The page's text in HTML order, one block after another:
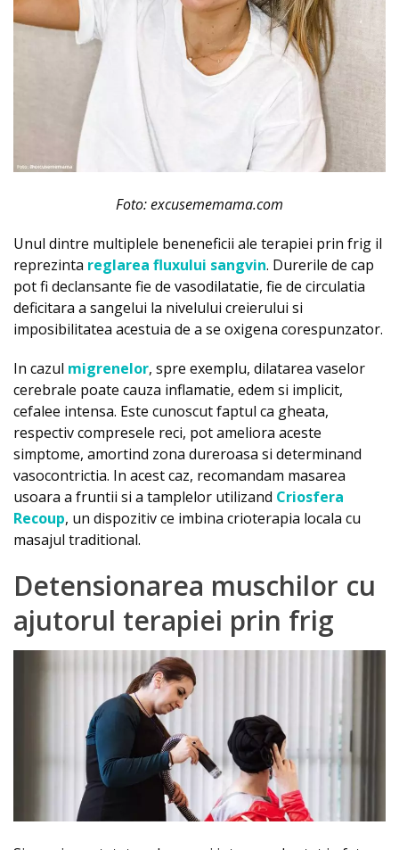
Foto: excusememama.com
Unul dintre multiplele beneneficii ale terapiei prin frig il
reprezinta reglarea fluxului sangvin. Durerile de cap
pot fi declansante fie de vasodilatatie, fie de circulatia
deficitara a sangelui la nivelului creierului si
imposibilitatea acestuia de a se oxigena corespunzator.
In cazul migrenelor, spre exemplu, dilatarea vaselor
cerebrale poate cauza inflamatie, edem si implicit,
cefalee intensa. Este cunoscut faptul ca gheata,
respectiv compresele reci, pot ameliora aceste
simptome, amortind zona dureroasa si determinand
vasocontrictia. In acest caz, recomandam masarea
usoara a fruntii si a tamplelor utilizand Criosfera
Recoup, un dispozitiv ce imbina crioterapia locala cu
masajul traditional.
Detensionarea muschilor cu
ajutorul terapiei prin frig